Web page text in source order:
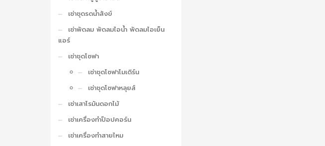
เช่าชุดรดน้ำสังข์
เช่าพัดลม พัดลมไอน้ำ พัดลมไอเย็น
แอร์
เช่าชุดโซฟา
เช่าชุดโซฟาโมเดิร์น
เช่าชุดโซฟาหลุยส์
เช่าเสาโรมันดอกไม้
เช่าเครื่องทำป็อปคอร์น
เช่าเครื่องทำสายไหม